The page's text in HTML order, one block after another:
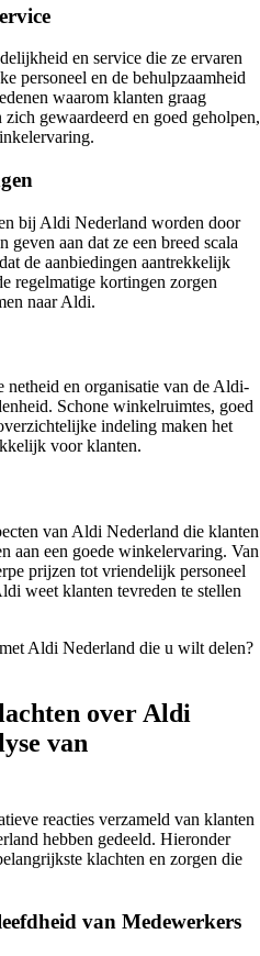
en service die ze ervaren
personeel en de behulpzaamheid
waarom klanten graag
gewaardeerd en goed geholpen,
bij Aldi Nederland worden door
aan dat ze een breed scala
de aanbiedingen aantrekkelijk
regelmatige kortingen zorgen
naar Aldi.
netheid en organisatie van de Aldi-
Schone winkelruimtes, goed
indeling maken het
voor klanten.
van Aldi Nederland die klanten
aan een goede winkelervaring. Van
prijzen tot vriendelijk personeel
weet klanten tevreden te stellen
Aldi Nederland die u wilt delen?
over Aldi
van
reacties verzameld van klanten
hebben gedeeld. Hieronder
klachten en zorgen die
van Medewerkers